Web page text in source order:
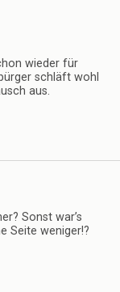
wieder für
schläft wohl
aus.
Sonst war’s
Seite weniger!?